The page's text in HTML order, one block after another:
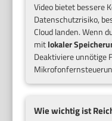
Video bietet bessere
Datenschutzrisiko,
Cloud landen. Wenn
mitlokaler
Deaktiviere unnötige
Wie wichtig ist